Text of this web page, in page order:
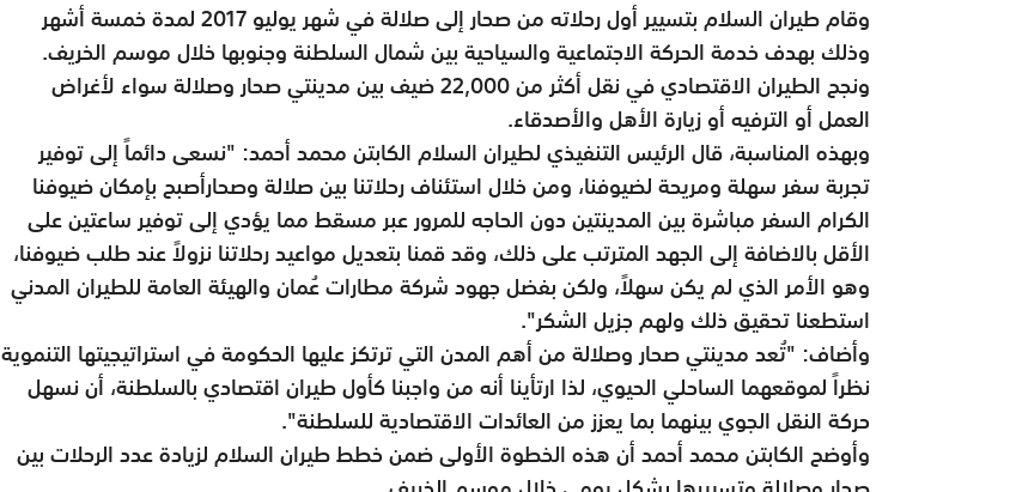
وقام طيران السلام بتسيير أول رحلاته من صحار إلى صلالة في شهر يوليو 2017 لمدة خمسة أشهر
وذلك بهدف خدمة الحركة الاجتماعية والسياحية بين شمال السلطنة وجنوبها خلال موسم الخريف.
ونجح الطيران الاقتصادي في نقل أكثر من 22,000 ضيف بين مدينتي صحار وصلالة سواء لأغراض
العمل أو الترفيه أو زيارة الأهل والأصدقاء.
وبهذه المناسبة، قال الرئيس التنفيذي لطيران السلام الكابتن محمد أحمد: "نسعى دائماً إلى توفير
تجربة سفر سهلة ومريحة لضيوفنا، ومن خلال استئناف رحلاتنا بين صلالة وصحارأصبح بإمكان ضيوفنا
الكرام السفر مباشرة بين المدينتين دون الحاجه للمرور عبر مسقط مما يؤدي إلى توفير ساعتين على
الأقل بالاضافة إلى الجهد المترتب على ذلك، وقد قمنا بتعديل مواعيد رحلاتنا نزولاً عند طلب ضيوفنا،
وهو الأمر الذي لم يكن سهلاً، ولكن بفضل جهود شركة مطارات عُمان والهيئة العامة للطيران المدني
استطعنا تحقيق ذلك ولهم جزيل الشكر".
وأضاف: "تُعد مدينتي صحار وصلالة من أهم المدن التي ترتكز عليها الحكومة في استراتيجيتها التنموية
نظراً لموقعهما الساحلي الحيوي، لذا ارتأينا أنه من واجبنا كأول طيران اقتصادي بالسلطنة، أن نسهل
حركة النقل الجوي بينهما بما يعزز من العائدات الاقتصادية للسلطنة".
وأوضح الكابتن محمد أحمد أن هذه الخطوة الأولى ضمن خطط طيران السلام لزيادة عدد الرحلات بين